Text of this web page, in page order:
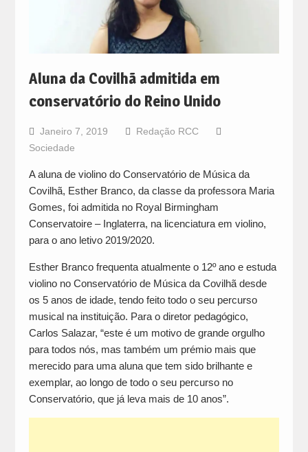
Aluna da Covilhã admitida em
conservatório do Reino Unido
Janeiro 7, 2019
Redação RCC
Sociedade
A aluna de violino do Conservatório de Música da
Covilhã, Esther Branco, da classe da professora Maria
Gomes, foi admitida no Royal Birmingham
Conservatoire – Inglaterra, na licenciatura em violino,
para o ano letivo 2019/2020.
Esther Branco frequenta atualmente o 12º ano e estuda
violino no Conservatório de Música da Covilhã desde
os 5 anos de idade, tendo feito todo o seu percurso
musical na instituição. Para o diretor pedagógico,
Carlos Salazar, “este é um motivo de grande orgulho
para todos nós, mas também um prémio mais que
merecido para uma aluna que tem sido brilhante e
exemplar, ao longo de todo o seu percurso no
Conservatório, que já leva mais de 10 anos”.